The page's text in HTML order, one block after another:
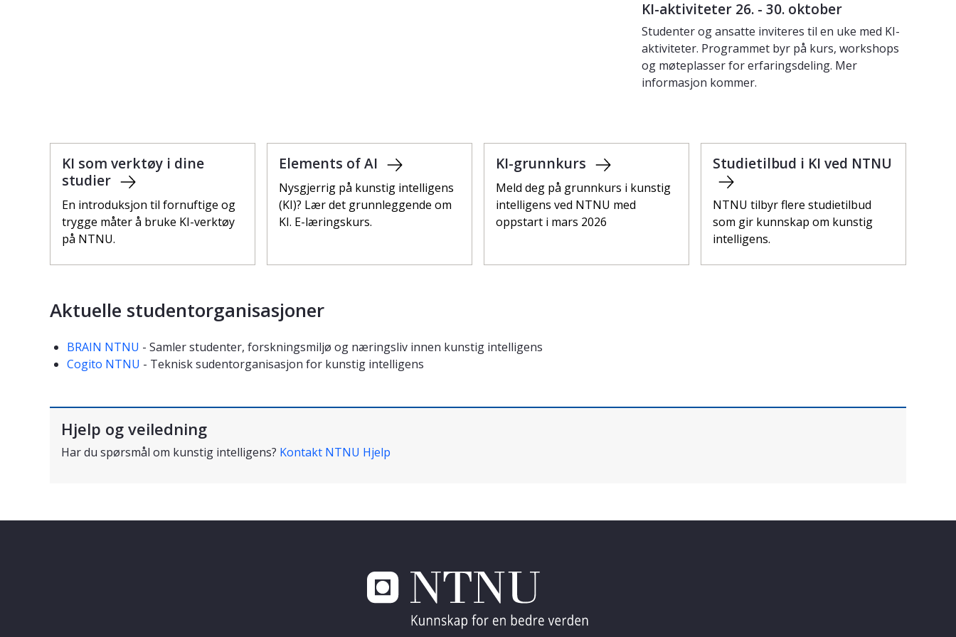
KI-aktiviteter 26. - 30. oktober
Studenter og ansatte inviteres til en uke med KI-
aktiviteter. Programmet byr på kurs, workshops
og møteplasser for erfaringsdeling. Mer
informasjon kommer.
KI som verktøy i dine
studier
En introduksjon til fornuftige og
trygge måter å bruke KI-verktøy
på NTNU.
Elements of AI
Nysgjerrig på kunstig intelligens
(KI)? Lær det grunnleggende om
KI. E-læringskurs.
KI-grunnkurs
Meld deg på grunnkurs i kunstig
intelligens ved NTNU med
oppstart i mars 2026
Studietilbud i KI ved NTNU
NTNU tilbyr flere studietilbud
som gir kunnskap om kunstig
intelligens.
Aktuelle studentorganisasjoner
BRAIN NTNU - Samler studenter, forskningsmiljø og næringsliv innen kunstig intelligens
Cogito NTNU - Teknisk sudentorganisasjon for kunstig intelligens
Hjelp og veiledning
Har du spørsmål om kunstig intelligens? Kontakt NTNU Hjelp